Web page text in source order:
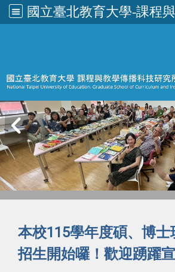
本校115學年度碩、博士
招生開始囉！歡迎踴躍